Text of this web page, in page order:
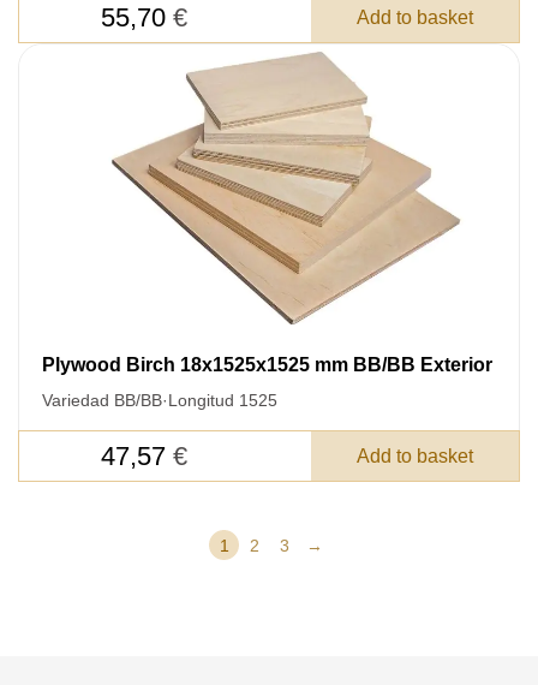
55,70 € Add to basket
Plywood Birch 18x1525x1525 mm BB/BB Exterior
Variedad BB/BB·Longitud 1525
47,57 € Add to basket
1 2 3 →